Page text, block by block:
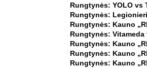
Rungtynės: YOLO vs
Rungtynės:
Rungtynės: Kauno
Rungtynės: Vitameda
Rungtynės: Kauno
Rungtynės: Kauno
Rungtynės: Kauno